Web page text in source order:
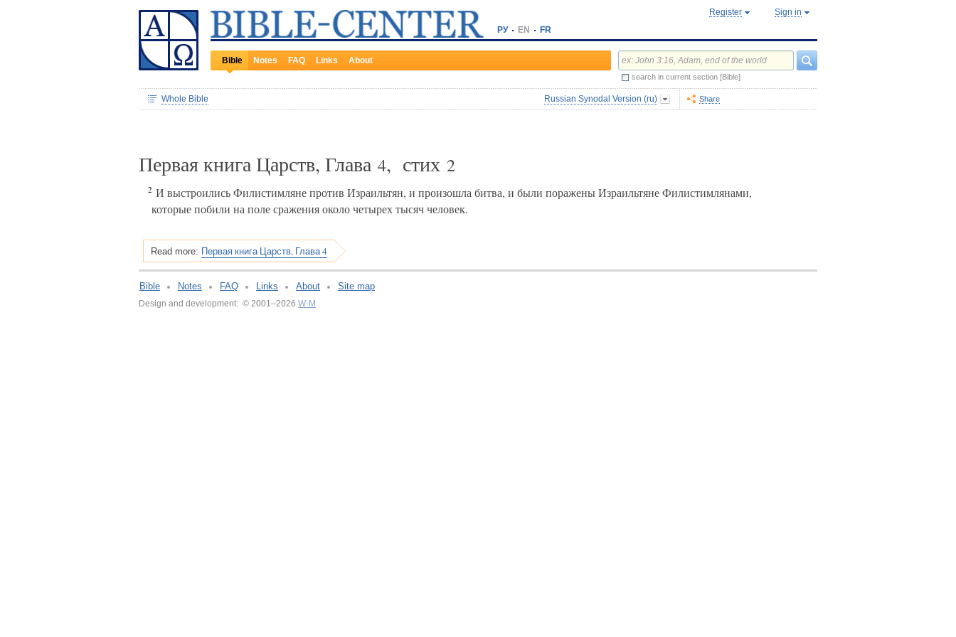
РУ EN FR
Register Sign in
Bible Notes FAQ Links About
search in current section [Bible]
Whole Bible Russian Synodal Version (ru) Share
Первая книга Царств, Глава 4, стих 2
2 И выстроились Филистимляне против Израильтян, и произошла битва, и были поражены Израильтяне Филистимлянами,
которые побили на поле сражения около четырех тысяч человек.
Read more: Первая книга Царств, Глава 4
Bible Notes FAQ Links About Site map
Design and development: © 2001–2026 W-M